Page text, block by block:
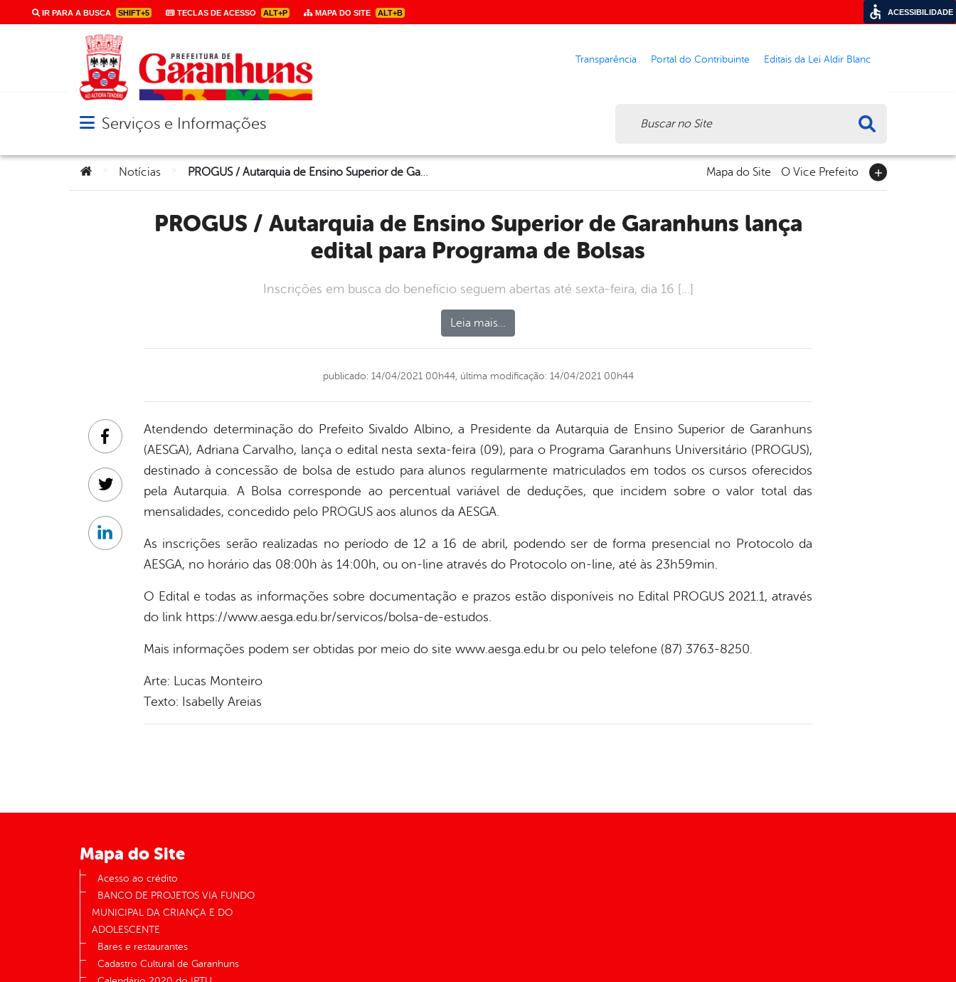
IR PARA A BUSCA SHIFT+5 TECLAS DE ACESSO ALT+P MAPA DO SITE ALT+B
Transparência Portal do Contribuinte Editais da Lei Aldir Blanc
Abrir menu principal de navegação
Serviços e Informações
Você está aqui:
Notícias PROGUS / Autarquia de Ensino Superior de Garanhuns lança edital para Programa de Bolsas Mapa do Site O Vice Prefeito
PROGUS / Autarquia de Ensino Superior de Garanhuns lança
edital para Programa de Bolsas
Inscrições em busca do benefício seguem abertas até sexta-feira, dia 16 […]
Leia mais…
publicado: 14/04/2021 00h44, última modificação: 14/04/2021 00h44
Atendendo determinação do Prefeito Sivaldo Albino, a Presidente da Autarquia de Ensino Superior de Garanhuns
(AESGA), Adriana Carvalho, lança o edital nesta sexta-feira (09), para o Programa Garanhuns Universitário (PROGUS),
destinado à concessão de bolsa de estudo para alunos regularmente matriculados em todos os cursos oferecidos
pela Autarquia. A Bolsa corresponde ao percentual variável de deduções, que incidem sobre o valor total das
mensalidades, concedido pelo PROGUS aos alunos da AESGA.
As inscrições serão realizadas no período de 12 a 16 de abril, podendo ser de forma presencial no Protocolo da
AESGA, no horário das 08:00h às 14:00h, ou on-line através do Protocolo on-line, até às 23h59min.
O Edital e todas as informações sobre documentação e prazos estão disponíveis no Edital PROGUS 2021.1, através
do link https://www.aesga.edu.br/servicos/bolsa-de-estudos.
Mais informações podem ser obtidas por meio do site www.aesga.edu.br ou pelo telefone (87) 3763-8250.
Arte: Lucas Monteiro
Texto: Isabelly Areias
Facebook
Twitter
Linkedin
Mapa do Site
Acesso ao crédito
BANCO DE PROJETOS VIA FUNDO
MUNICIPAL DA CRIANÇA E DO
ADOLESCENTE
Bares e restaurantes
Cadastro Cultural de Garanhuns
ACESSIBILIDADE